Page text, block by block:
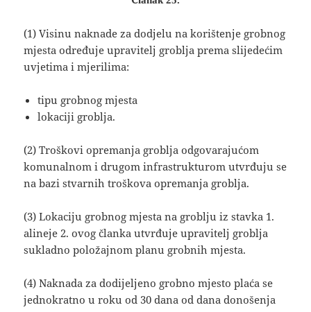
(1) Visinu naknade za dodjelu na korištenje grobnog
mjesta određuje upravitelj groblja prema slijedećim
uvjetima i mjerilima:
tipu grobnog mjesta
lokaciji groblja.
(2) Troškovi opremanja groblja odgovarajućom
komunalnom i drugom infrastrukturom utvrđuju se
na bazi stvarnih troškova opremanja groblja.
(3) Lokaciju grobnog mjesta na groblju iz stavka 1.
alineje 2. ovog članka utvrđuje upravitelj groblja
sukladno položajnom planu grobnih mjesta.
(4) Naknada za dodijeljeno grobno mjesto plaća se
jednokratno u roku od 30 dana od dana donošenja